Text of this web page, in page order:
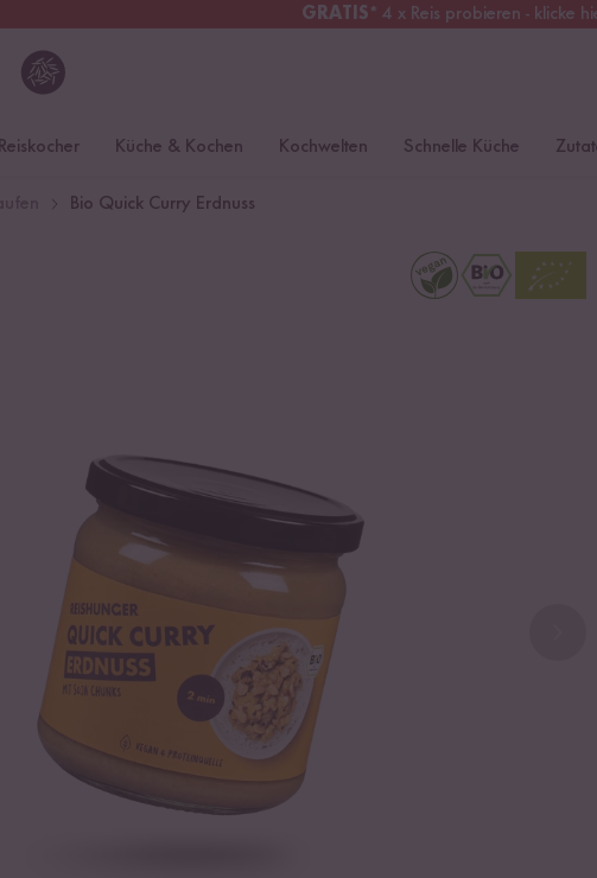
GRATIS* 4 x Reis probieren - klicke
Alle
Reiskocher Küche & Kochen Kochwelten Schnelle Küche
Bio Quick Curry Erdnuss